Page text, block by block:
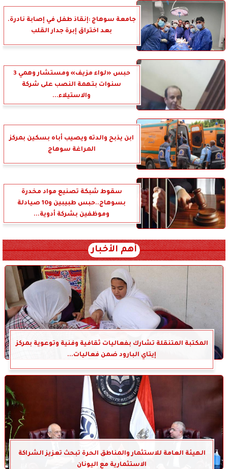
جامعة سوهاج :إنقاذ طفل في إصابة نادرة.
بعد اختراق إبرة جدار القلب
حبس «لواء مزيف» ومستشار وهمي 3
سنوات بتهمة النصب على شركة
والاستيلاء...
ابن يذبح والدته ويصيب أباه بسكين بمركز
المراغة سوهاج
سقوط شبكة تصنيع مواد مخدرة
بسوهاج..حبس طبيبين و10 صيادلة
وموظفين بشركة أدوية...
أهم الأخبار
المكتبة المتنقلة تشارك بفعاليات ثقافية وفنية وتوعوية بمركز
إيتاي البارود ضمن فعاليات...
الهيئة العامة للاستثمار والمناطق الحرة تبحث تعزيز الشراكة
الاستثمارية مع اليونان